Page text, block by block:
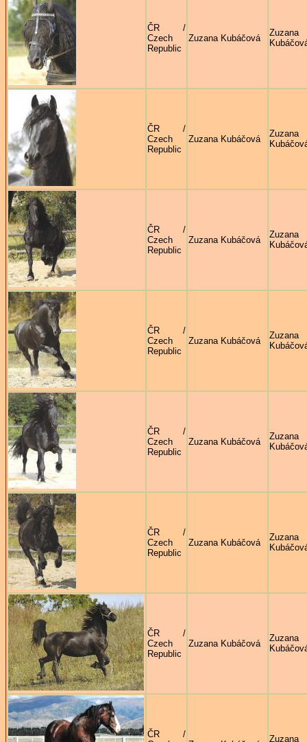
ČR /
Czech
Republic
Zuzana Kubáčová
Zuzana
ČR /
Czech
Republic
Zuzana Kubáčová
Zuzana
ČR /
Czech
Republic
Zuzana Kubáčová
Zuzana
ČR /
Czech
Republic
Zuzana Kubáčová
Zuzana
ČR /
Czech
Republic
Zuzana Kubáčová
Zuzana
ČR /
Czech
Republic
Zuzana Kubáčová
Zuzana
ČR /
Czech
Republic
Zuzana Kubáčová
Zuzana
ČR /
Zuzana